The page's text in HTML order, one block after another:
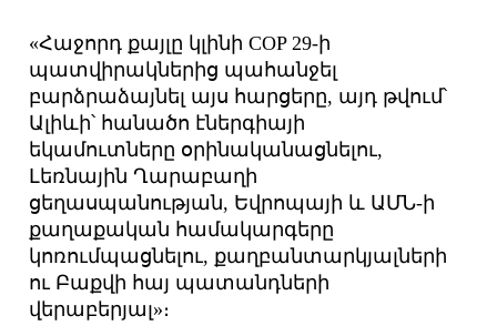
«Հաջորդ քայլը կլինի COP 29-ի
պատվիրակներից պահանջել
բարձրաձայնել այս հարցերը, այդ թվում՝
Ալիևի՝ հանածո էներգիայի
եկամուտները օրինականացնելու,
Լեռնային Ղարաբաղի
ցեղասպանության, Եվրոպայի և ԱՄՆ-ի
քաղաքական համակարգերը
կոռումպացնելու, քաղբանտարկյալների
ու Բաքվի հայ պատանդների
վերաբերյալ»։